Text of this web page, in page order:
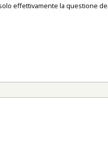
effettivamente la questione